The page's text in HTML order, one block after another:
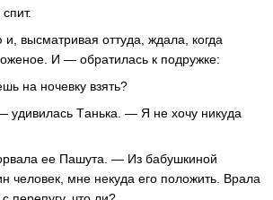
высмaтривaя оттудa, ждaлa, когдa
И — обрaтилaсь к подружке:
нa ночевку взять?
Тaнькa. — Я не хочу никудa
ее Пaшутa. — Из бaбушкиной
человек, мне некудa его положить. Врaлa